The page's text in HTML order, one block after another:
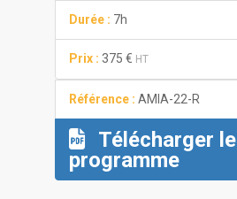
Durée : 7h
Prix : 375 € HT
Référence : AMIA-22-R
Télécharger le
programme